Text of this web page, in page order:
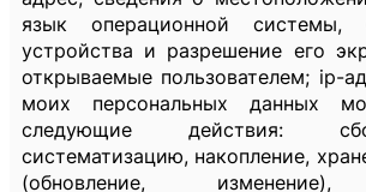
язык операционной системы,
устройства и разрешение его
открываемые пользователем; ip-
моих персональных данных
следующие действия:
систематизацию, накопление,
(обновление, изменение),